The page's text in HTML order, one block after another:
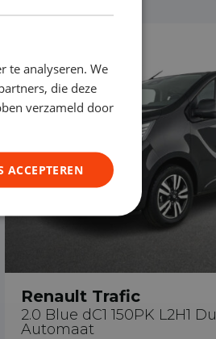
Renault Trafic
2.0 Blue dC1 150PK L2H1
Automaat
te analyseren. We
die deze
verzameld door
ACCEPTEREN